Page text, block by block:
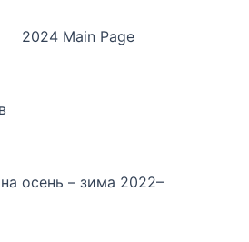
2024 Main Page
осень – зима 2022–